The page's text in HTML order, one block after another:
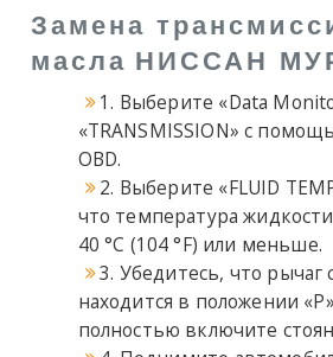
Замена
масла НИССАН
1. Выберите «Data
«TRANSMISSION» с
OBD.
2. Выберите «FLUID
что температура жидкости
40 °C (104 °F) или меньше.
3. Убедитесь, что рычаг
находится в положении
полностью включите